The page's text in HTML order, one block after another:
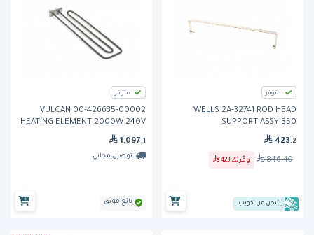
متوفر
WELLS 2A-32741 ROD HEAD
SUPPORT ASSY B50
423 .2
846.40 وفّر 423.20
يشحن من إكويب
متوفر
VULCAN 00-426635-00002
HEATING ELEMENT 2000W 240V
1,097 .1
توصيل مجاني
بائع موثق